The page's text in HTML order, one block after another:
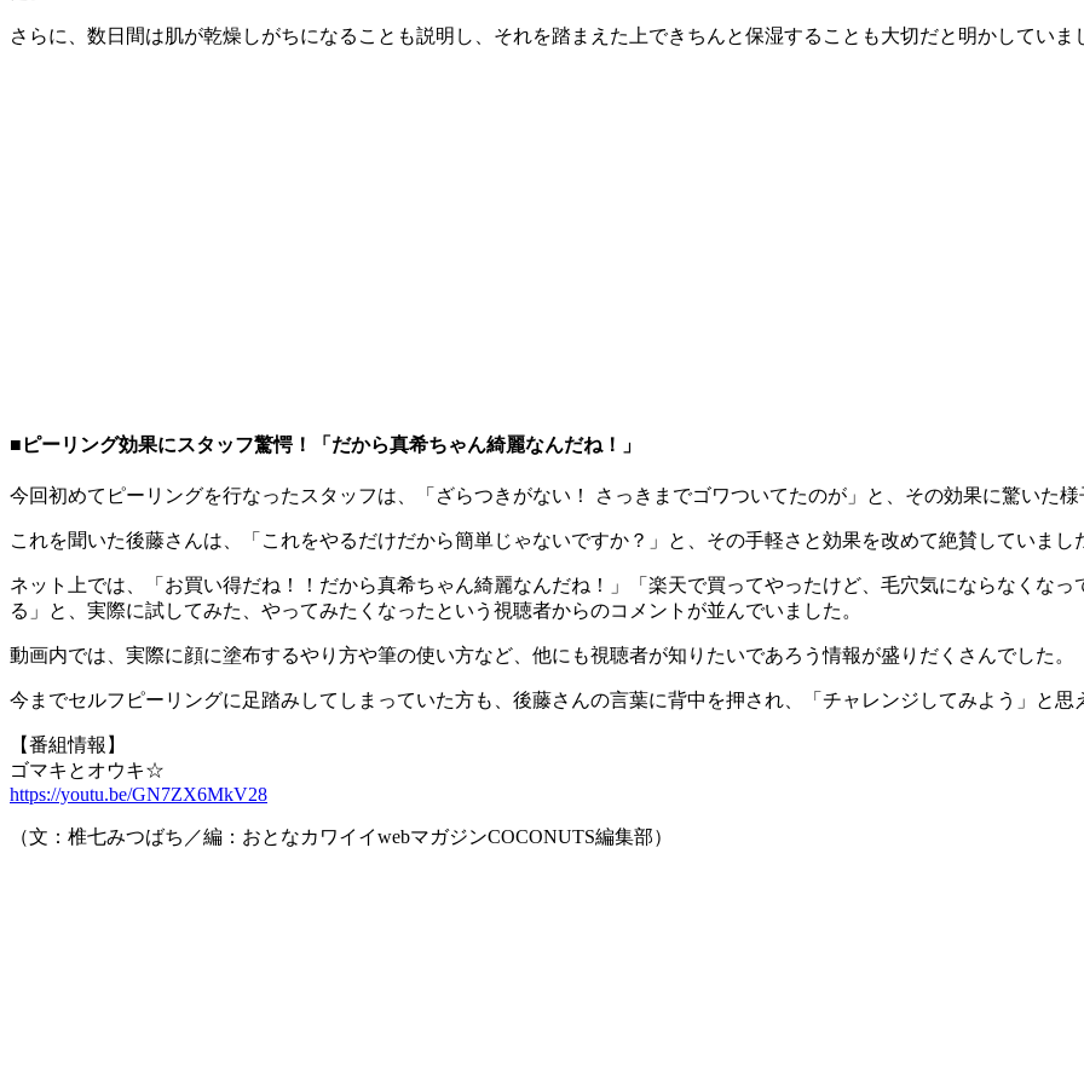
さらに、数日間は肌が乾燥しがちになることも説明し、それを踏まえた上できちんと保湿することも大切だと明かしていま
■ピーリング効果にスタッフ驚愕！「だから真希ちゃん綺麗なんだね！」
今回初めてピーリングを行なったスタッフは、「ざらつきがない！ さっきまでゴワついてたのが」と、その効果に驚いた様
これを聞いた後藤さんは、「これをやるだけだから簡単じゃないですか？」と、その手軽さと効果を改めて絶賛していまし
ネット上では、「お買い得だね！！だから真希ちゃん綺麗なんだね！」「楽天で買ってやったけど、毛穴気にならなくな
る」と、実際に試してみた、やってみたくなったという視聴者からのコメントが並んでいました。
動画内では、実際に顔に塗布するやり方や筆の使い方など、他にも視聴者が知りたいであろう情報が盛りだくさんでした。
今までセルフピーリングに足踏みしてしまっていた方も、後藤さんの言葉に背中を押され、「チャレンジしてみよう」と思
【番組情報】
ゴマキとオウキ☆
https://youtu.be/GN7ZX6MkV28
（文：椎七みつばち／編：おとなカワイイwebマガジンCOCONUTS編集部）